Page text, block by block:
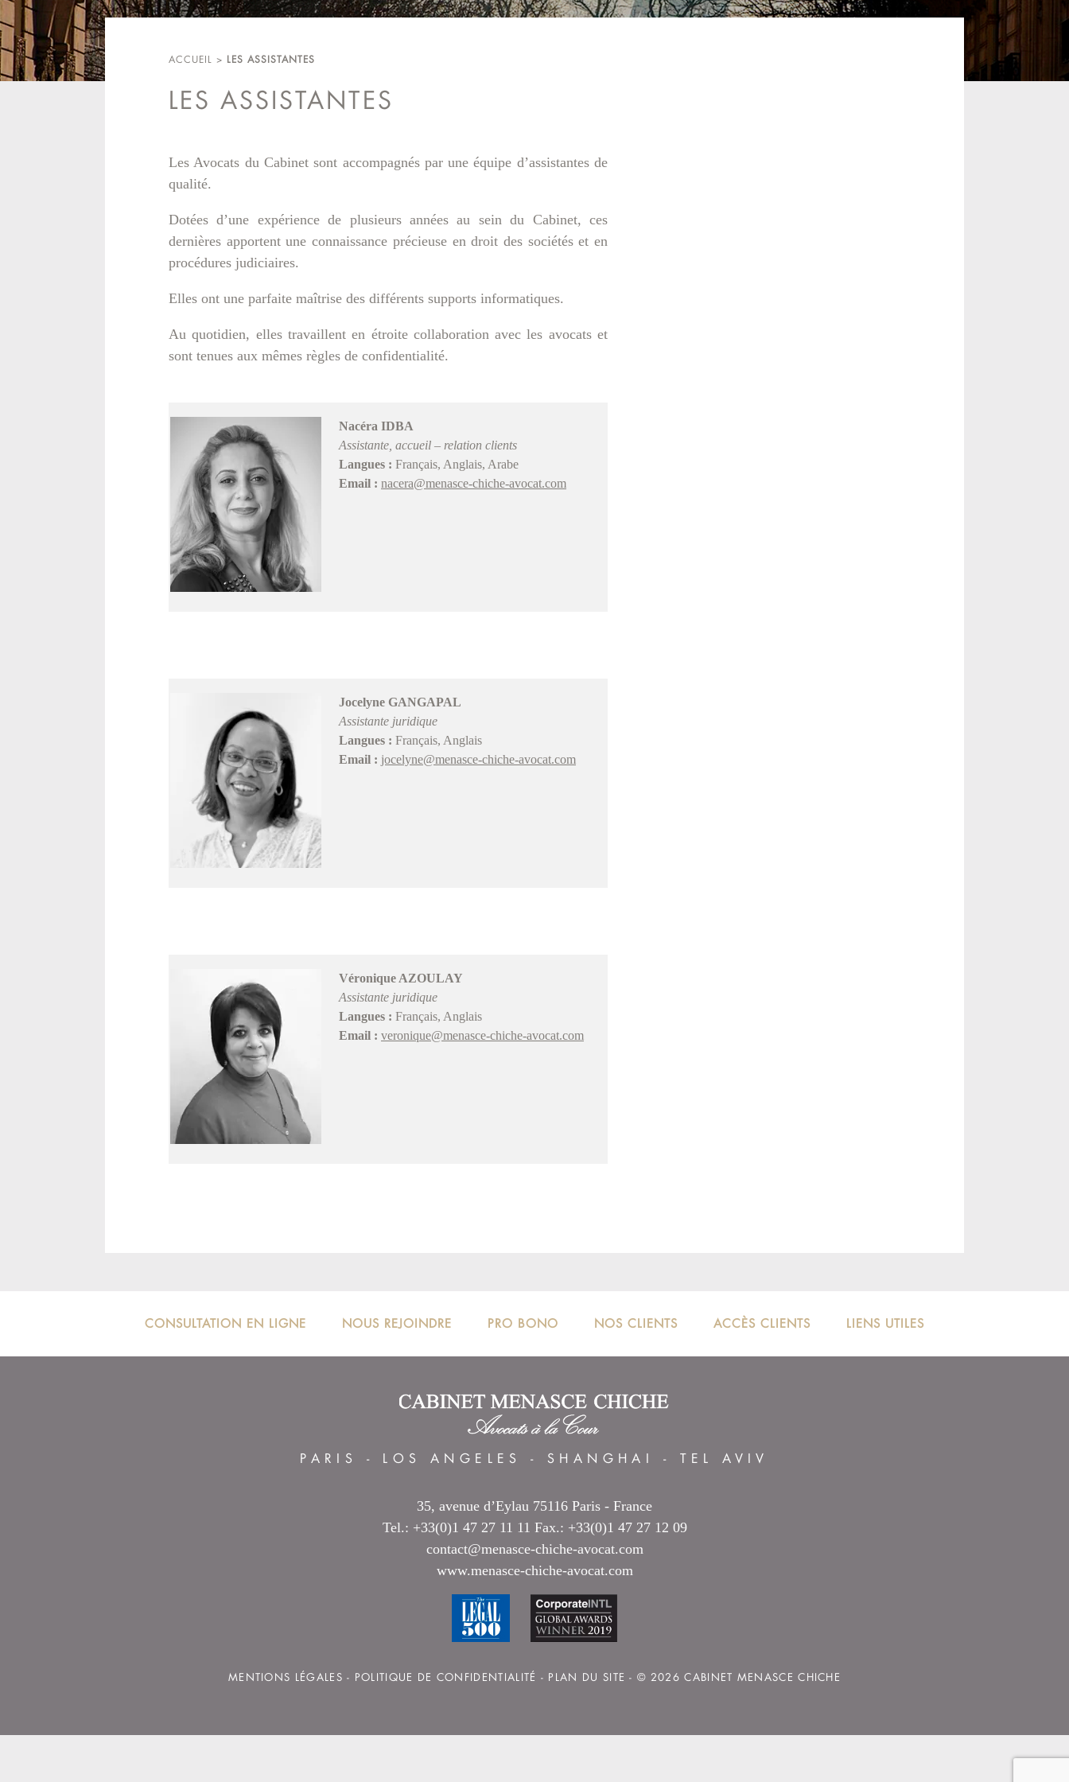
ACCUEIL > LES ASSISTANTES
LES ASSISTANTES
Les Avocats du Cabinet sont accompagnés par une équipe d’assistantes de
qualité.
Dotées d’une expérience de plusieurs années au sein du Cabinet, ces
dernières apportent une connaissance précieuse en droit des sociétés et en
procédures judiciaires.
Elles ont une parfaite maîtrise des différents supports informatiques.
Au quotidien, elles travaillent en étroite collaboration avec les avocats et
sont tenues aux mêmes règles de confidentialité.
Nacéra IDBA
Assistante, accueil – relation clients
Langues : Français, Anglais, Arabe
Email : nacera@menasce-chiche-avocat.com
Jocelyne GANGAPAL
Assistante juridique
Langues : Français, Anglais
Email : jocelyne@menasce-chiche-avocat.com
Véronique AZOULAY
Assistante juridique
Langues : Français, Anglais
Email : veronique@menasce-chiche-avocat.com
CONSULTATION EN LIGNE NOUS REJOINDRE PRO BONO NOS CLIENTS ACCÈS CLIENTS LIENS UTILES
PARIS - LOS ANGELES -SHANGHAI - TEL AVIV
35, avenue d’Eylau 75116 Paris - France
Tel.: +33(0)1 47 27 11 11 Fax.: +33(0)1 47 27 12 09
contact@menasce-chiche-avocat.com
www.menasce-chiche-avocat.com
MENTIONS LÉGALES - POLITIQUE DE CONFIDENTIALITÉ - PLAN DU SITE - © 2026 CABINET MENASCE CHICHE